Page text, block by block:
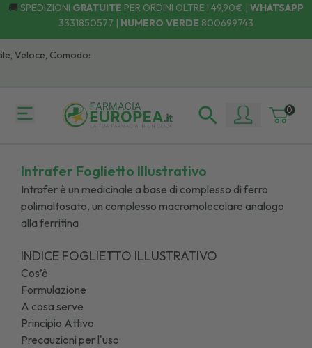
🚚 SPEDIZIONI GRATUITE PER ORDINI OLTRE I 49,90€ | WHATSAPP
3331850577 | NUMERO VERDE 800699743
Comodo:
0
Intrafer Foglietto Illustrativo
Intrafer è un medicinale a base di complesso di ferro
polimaltosato, un complesso macromolecolare analogo
alla ferritina
INDICE FOGLIETTO ILLUSTRATIVO
Cos’è
Formulazione
A cosa serve
Principio Attivo
Precauzioni per l'uso